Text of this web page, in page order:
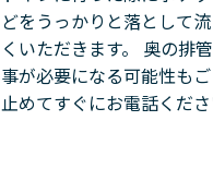
どをうっかりと落として
くいただきます。 奥の排
事が必要になる可能性も
止めてすぐにお電話くだ